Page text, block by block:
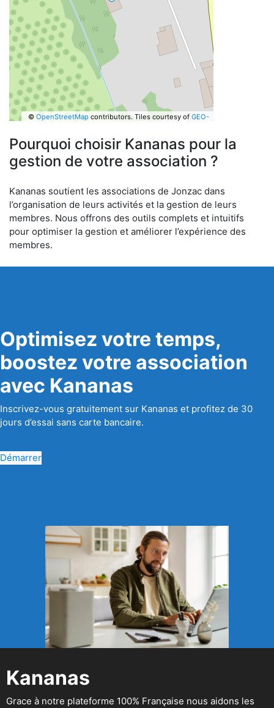
© OpenStreetMapcontributors. Tiles courtesy of GEO-
Pourquoi choisir Kananas pour la
gestion de votre association ?
Kananas soutient les associations de Jonzac dans
l’organisation de leurs activités et la gestion de leurs
membres. Nous offrons des outils complets et intuitifs
pour optimiser la gestion et améliorer l’expérience des
membres.
Optimisez votre temps,
boostez votre association
avec Kananas
Inscrivez-vous gratuitement sur Kananas et profitez de 30
jours d’essai sans carte bancaire.
Démarrer
Kananas
Grace à notre plateforme 100% Française nous aidons les